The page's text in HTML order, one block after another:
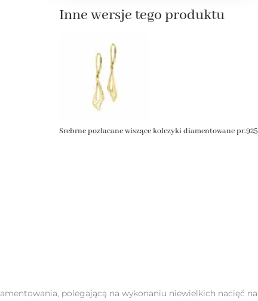
Inne wersje tego produktu
Srebrne pozłacane wiszące kolczyki diamentowane pr.925
polegającą na wykonaniu niewielkich nacięć na